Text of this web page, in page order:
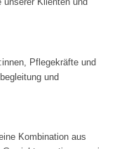
Pflegekräfte und
und
Kombination aus